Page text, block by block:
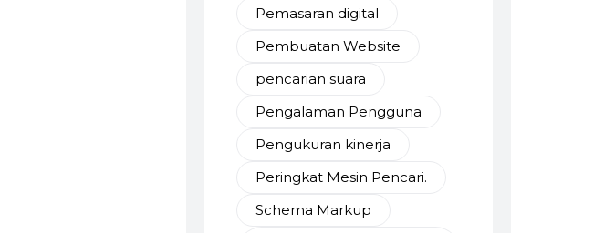
Pemasaran digital
Pembuatan Website
pencarian suara
Pengalaman Pengguna
Pengukuran kinerja
Peringkat Mesin Pencari.
Schema Markup